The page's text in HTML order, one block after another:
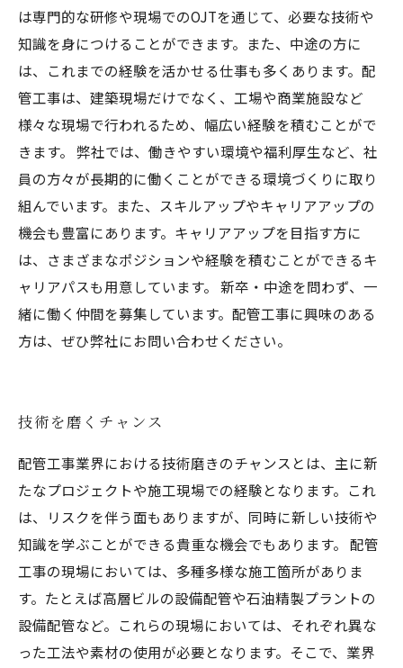
は専門的な研修や現場でのOJTを通じて、必要な技術や
知識を身につけることができます。また、中途の方に
は、これまでの経験を活かせる仕事も多くあります。配
管工事は、建築現場だけでなく、工場や商業施設など
様々な現場で行われるため、幅広い経験を積むことがで
きます。 弊社では、働きやすい環境や福利厚生など、社
員の方々が長期的に働くことができる環境づくりに取り
組んでいます。また、スキルアップやキャリアアップの
機会も豊富にあります。キャリアアップを目指す方に
は、さまざまなポジションや経験を積むことができるキ
ャリアパスも用意しています。 新卒・中途を問わず、一
緒に働く仲間を募集しています。配管工事に興味のある
方は、ぜひ弊社にお問い合わせください。
技術を磨くチャンス
配管工事業界における技術磨きのチャンスとは、主に新
たなプロジェクトや施工現場での経験となります。これ
は、リスクを伴う面もありますが、同時に新しい技術や
知識を学ぶことができる貴重な機会でもあります。 配管
工事の現場においては、多種多様な施工箇所がありま
す。たとえば高層ビルの設備配管や石油精製プラントの
設備配管など。これらの現場においては、それぞれ異な
った工法や素材の使用が必要となります。そこで、業界